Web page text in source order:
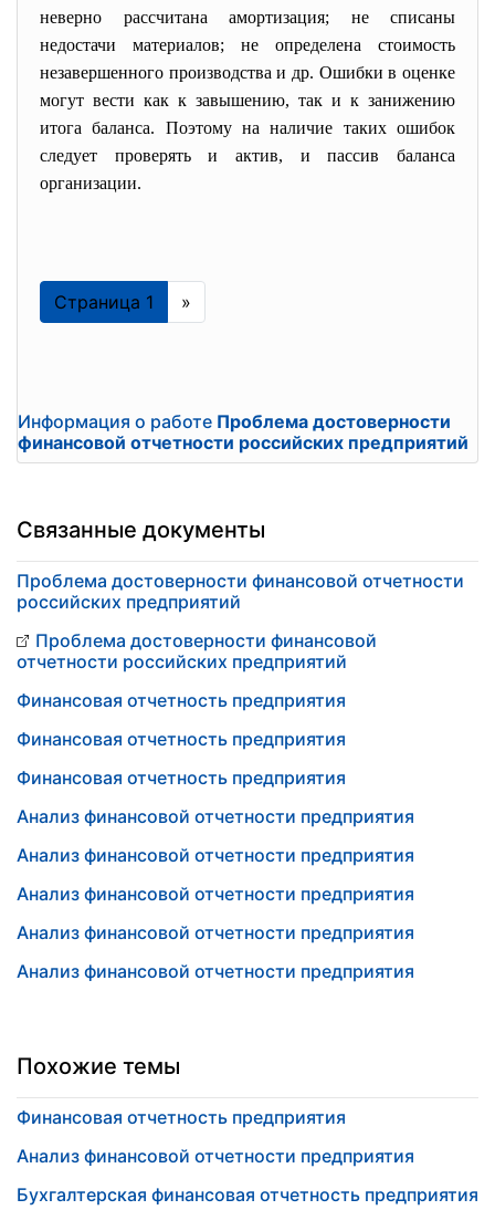
неверно рассчитана амортизация; не списаны
недостачи материалов; не определена стоимость
незавершенного производства и др. Ошибки в оценке
могут вести как к завышению, так и к занижению
итога баланса. Поэтому на наличие таких ошибок
следует проверять и актив, и пассив баланса
организации.
Страница 1 »
Информация о работе Проблема достоверности
финансовой отчетности российских предприятий
Связанные документы
Проблема достоверности финансовой отчетности
российских предприятий
Проблема достоверности финансовой
отчетности российских предприятий
Финансовая отчетность предприятия
Финансовая отчетность предприятия
Финансовая отчетность предприятия
Анализ финансовой отчетности предприятия
Анализ финансовой отчетности предприятия
Анализ финансовой отчетности предприятия
Анализ финансовой отчетности предприятия
Анализ финансовой отчетности предприятия
Похожие темы
Финансовая отчетность предприятия
Анализ финансовой отчетности предприятия
Бухгалтерская финансовая отчетность предприятия